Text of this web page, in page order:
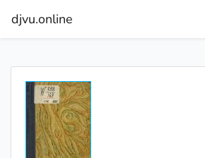
djvu.online